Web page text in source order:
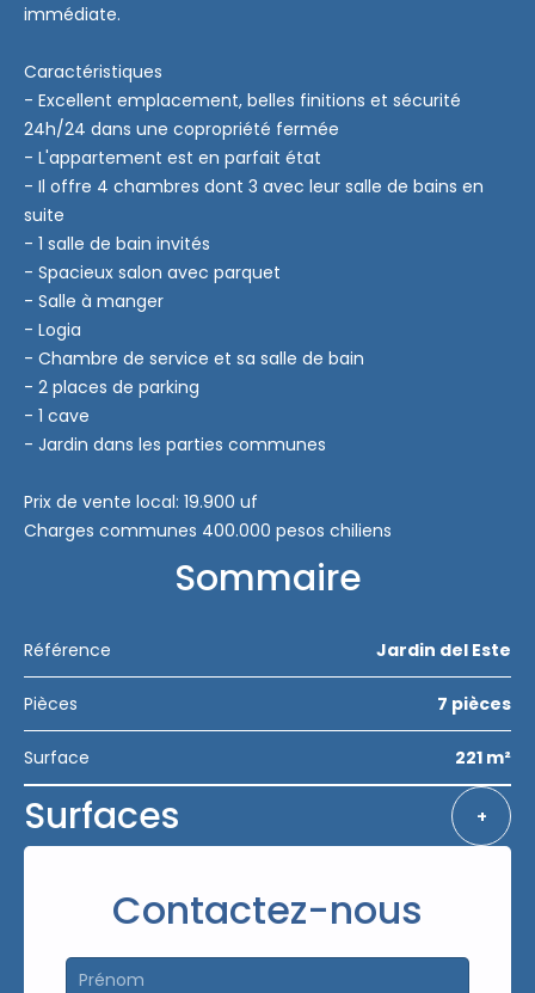
immédiate.
Caractéristiques
- Excellent emplacement, belles finitions et sécurité
24h/24 dans une copropriété fermée
- L'appartement est en parfait état
- Il offre 4 chambres dont 3 avec leur salle de bains en
suite
- 1 salle de bain invités
- Spacieux salon avec parquet
- Salle à manger
- Logia
- Chambre de service et sa salle de bain
- 2 places de parking
- 1 cave
- Jardin dans les parties communes
Prix de vente local: 19.900 uf
Charges communes 400.000 pesos chiliens
Sommaire
Référence Jardin del Este
Pièces 7 pièces
Surface 221 m²
Surfaces +
Contactez-nous